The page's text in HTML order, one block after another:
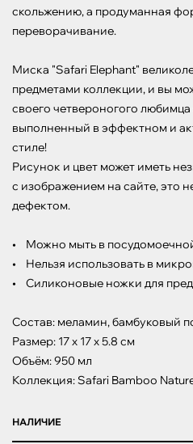
скольжению, а продуманная
переворачивание.
Миска "Safari Elephant"
предметами коллекции, и вы
своего четвероногого
выполненный в эффектном и
стиле!
Рисунок и цвет может иметь
с изображением на сайте, это
дефектом.
•    Можно мыть в
•    Нельзя использовать в
•    Силиконовые ножки для
Состав: меламин, бамбуковый
Размер: 17 х 17 х 5.8 см
Объём: 950 мл
Коллекция: Safari Bamboo
НАЛИЧИЕ